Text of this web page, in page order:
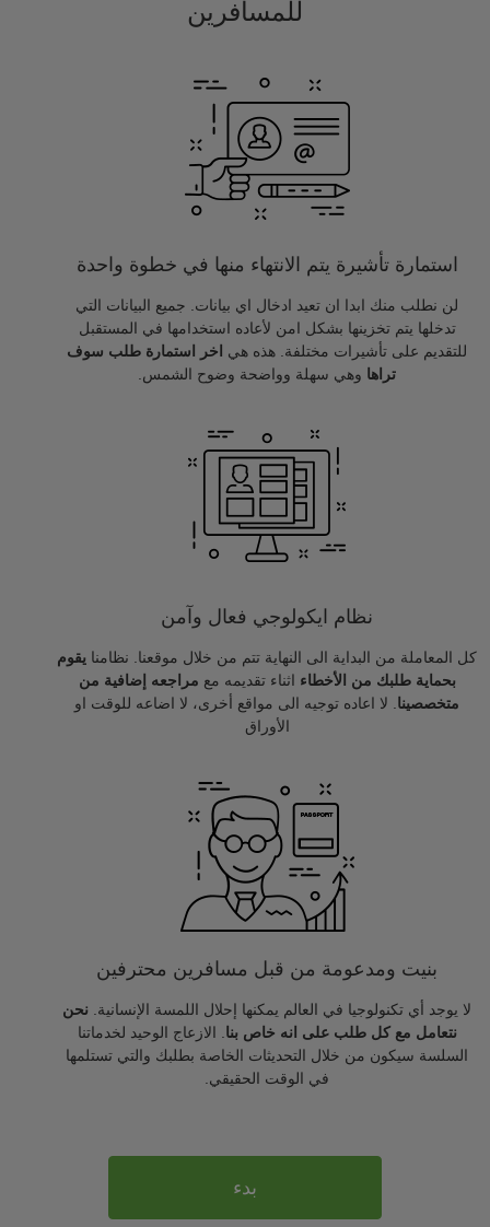
للمسافرين
استمارة تأشيرة يتم الانتهاء منها في خطوة واحدة
لن نطلب منك ابدا ان تعيد ادخال اي بيانات. جميع البيانات التي
تدخلها يتم تخزينها بشكل امن لأعاده استخدامها في المستقبل
للتقديم على تأشيرات مختلفة. هذه هي
اخر استمارة طلب سوف
تراها وهي سهلة وواضحة وضوح الشمس.
نظام ايكولوجي فعال وآمن
كل المعاملة من البداية الى النهاية تتم من خلال موقعنا. نظامنا يقوم
بحماية طلبك من الأخطاء اثناء تقديمه مع مراجعه إضافية من
متخصصينا . لا اعاده توجيه الى مواقع أخرى، لا اضاعه للوقت او
الأوراق
بنيت ومدعومة من قبل مسافرين محترفين
لا يوجد أي تكنولوجيا في العالم يمكنها إحلال اللمسة الإنسانية. نحن
نتعامل مع كل طلب على انه خاص بنا . الازعاج الوحيد لخدماتنا
السلسة سيكون من خلال التحديثات الخاصة بطلبك والتي تستلمها
في الوقت الحقيقي.
بدء